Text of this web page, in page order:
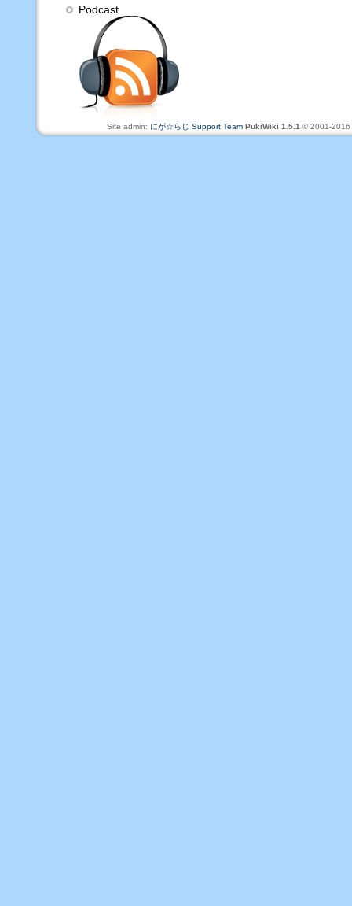
Podcast
Site admin: にが☆らじ Support Team PukiWiki 1.5.1 © 2001-2016